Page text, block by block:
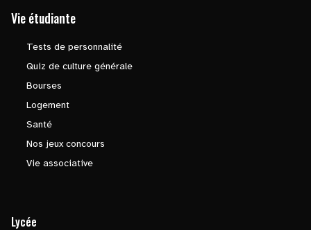
Vie étudiante
Tests de personnalité
Quiz de culture générale
Bourses
Logement
Santé
Nos jeux concours
Vie associative
Lycée